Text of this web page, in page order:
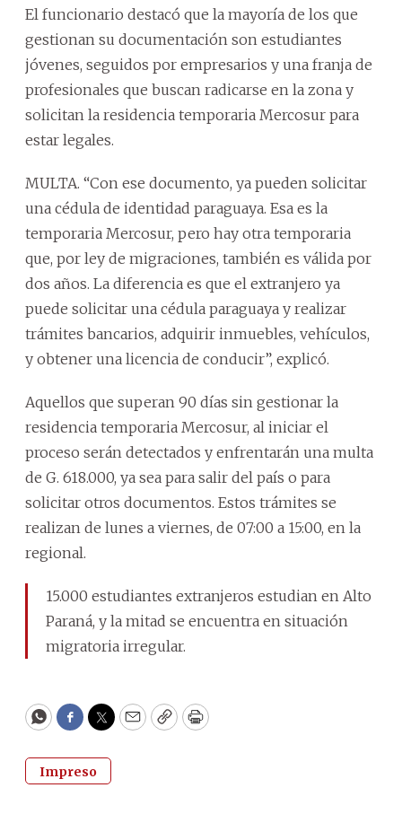
El funcionario destacó que la mayoría de los que
gestionan su documentación son estudiantes
jóvenes, seguidos por empresarios y una franja de
profesionales que buscan radicarse en la zona y
solicitan la residencia temporaria Mercosur para
estar legales.
MULTA. “Con ese documento, ya pueden solicitar
una cédula de identidad paraguaya. Esa es la
temporaria Mercosur, pero hay otra temporaria
que, por ley de migraciones, también es válida por
dos años. La diferencia es que el extranjero ya
puede solicitar una cédula paraguaya y realizar
trámites bancarios, adquirir inmuebles, vehículos,
y obtener una licencia de conducir”, explicó.
Aquellos que superan 90 días sin gestionar la
residencia temporaria Mercosur, al iniciar el
proceso serán detectados y enfrentarán una multa
de G. 618.000, ya sea para salir del país o para
solicitar otros documentos. Estos trámites se
realizan de lunes a viernes, de 07:00 a 15:00, en la
regional.
15.000 estudiantes extranjeros estudian en Alto
Paraná, y la mitad se encuentra en situación
migratoria irregular.
WhatsApp
Facebook
Twitter
EmailCopyPrint
Impreso